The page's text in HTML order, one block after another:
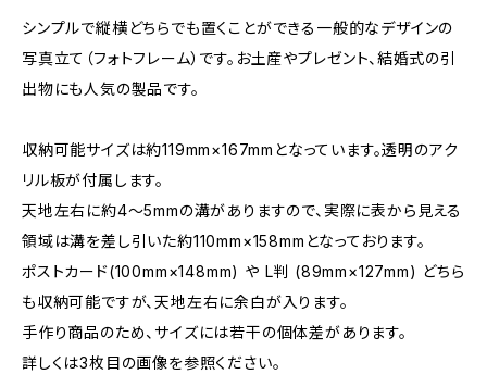
シンプルで縦横どちらでも置くことができる一般的なデザインの
写真立て（フォトフレーム）です。お土産やプレゼント、結婚式の引
出物にも人気の製品です。
収納可能サイズは約119mm×167mmとなっています。透明のアク
リル板が付属します。
天地左右に約4〜5mmの溝がありますので、実際に表から見える
領域は溝を差し引いた約110mm×158mmとなっております。
ポストカード(100mm×148mm) や L判 (89mm×127mm) どちら
も収納可能ですが、天地左右に余白が入ります。
手作り商品のため、サイズには若干の個体差があります。
詳しくは3枚目の画像を参照ください。